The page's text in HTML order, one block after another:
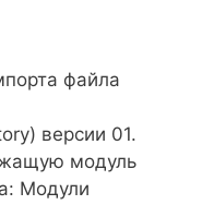
файла
версии 01.
модуль
Модули